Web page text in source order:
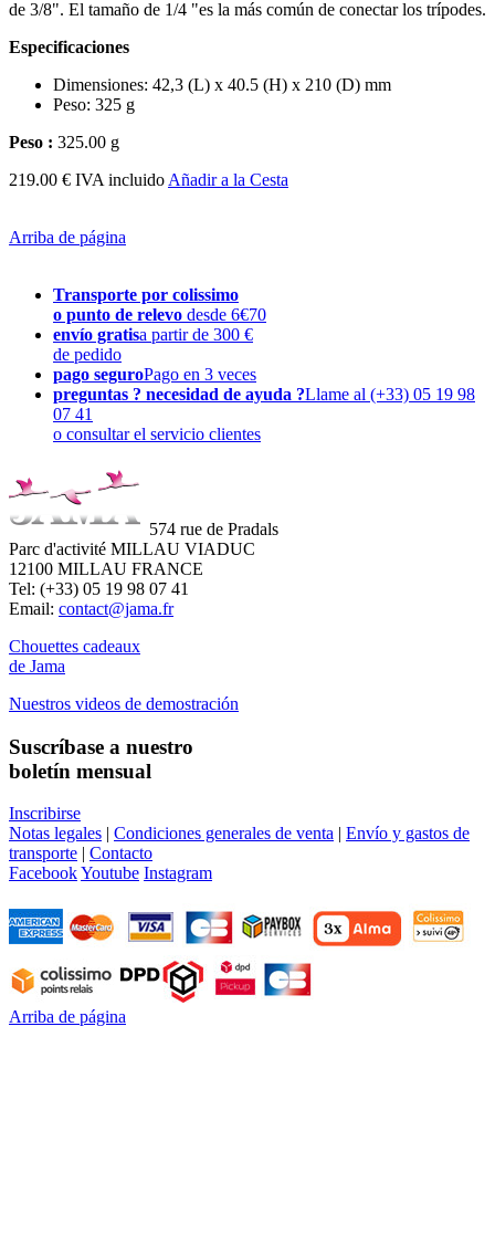
de 3/8". El tamaño de 1/4 "es la más común de conectar los trípodes.
Especificaciones
Dimensiones: 42,3 (L) x 40.5 (H) x 210 (D) mm
Peso: 325 g
Peso : 325.00 g
219.00 € IVA incluido Añadir a la Cesta
Arriba de página
Transporte por colissimo
o punto de relevo desde 6€70
envío gratisa partir de 300 €
de pedido
pago seguroPago en 3 veces
preguntas ? necesidad de ayuda ?Llame al (+33) 05 19 98
07 41
o consultar el servicio clientes
574 rue de Pradals
Parc d'activité MILLAU VIADUC
12100 MILLAU FRANCE
Tel: (+33) 05 19 98 07 41
Email: contact@jama.fr
Chouettes cadeaux
de Jama
Nuestros videos de demostración
Suscríbase a nuestro
boletín mensual
Inscribirse
Notas legales | Condiciones generales de venta | Envío y gastos de
transporte | Contacto
FacebookYoutube Instagram
Arriba de página